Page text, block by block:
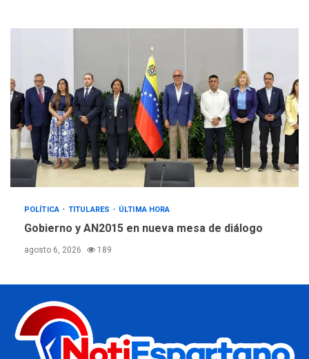
POLÍTICA TITULARES ÚLTIMA HORA
Gobierno y AN2015 en nueva mesa de diálogo
agosto 6, 2026 189